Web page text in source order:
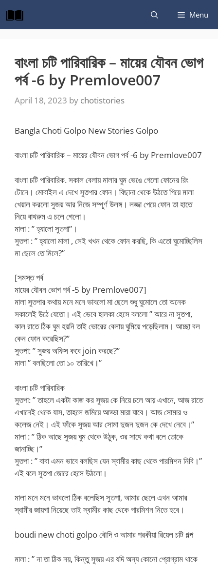
to
content
Menu
বাংলা চটি পারিবারিক – মায়ের যৌবন ভোগ
পর্ব -6 by Premlove007
April 18, 2023 by chotistories
Bangla Choti Golpo New Stories Golpo
বাংলা চটি পারিবারিক – মায়ের যৌবন ভোগ পর্ব -6 by Premlove007
বাংলা চটি পারিবারিক. সকাল বেলায় মালার ঘুম ভেঙে গেলো ফোনের রিং
টোনে। মোবাইল এ দেখে সুতপার ফোন। বিছানা থেকে উঠতে গিয়ে মালা
খেয়াল করলো সুজয় আর নিজে সম্পূর্ণ উলঙ্গ। লজ্জা পেয়ে ফোন তা হাতে
নিয়ে বাথরুম এ চলে গেলো।
মালা : ” হ্যালো সুতপা”।
সুতপা : ” হ্যালো মালা , সেই খখন থেকে ফোন করছি, কি এতো ঘুমোচ্ছিলিস
মা ছেলে তে মিলে?”
[সমস্ত পর্ব
মায়ের যৌবন ভোগ পর্ব -5 by Premlove007]
মালা সুতপার কথায় মনে মনে ভাবলো মা ছেলে শুধু ঘুমোলে তো অনেক
সকালেই উঠে যেতো। এই ভেবে হালকা হেসে বললো ” আরে না সুতপা,
কাল রাতে ঠিক ঘুম হয়নি তাই ভোরের বেলায় ঘুমিয়ে পড়েছিলাম। আচ্ছা বল
কেন ফোন করেছিস?”
সুতপা: ” সুজয় অফিস কবে join করছে?”
মালা ” বলছিলো তো ১০ তারিখে।”
বাংলা চটি পারিবারিক
সুতপা: ” তাহলে একটা কাজ কর সুজয় কে নিয়ে চলে আয় এখানে, আজ রাতে
এখানেই থেকে যাস, তাহলে জমিয়ে আড্ডা মারা যাবে। আজ সোমার ও
কলেজ নেই। এই ফাঁকে সুজয় আর সোমা দুজন দুজন কে দেখে নেবে।”
মালা : ” ঠিক আছে সুজয় ঘুম থেকে উঠুক, ওর সাথে কথা বলে তোকে
জানাচ্ছি।”
সুতপা : ” বাবা এমন ভাবে বলছিস যেন স্বামীর কাছ থেকে পারমিশন নিবি।”
এই বলে সুতপা জোরে হেসে উঠলো।
মালা মনে মনে ভাবলো ঠিক বলেছিস সুতপা, আমার ছেলে এখন আমার
স্বামীর জায়গা নিয়েছে তাই স্বামীর কাছ থেকে পারমিশন নিতে হবে।
boudi new choti golpo বৌদি ও আমার পরকীয়া রিয়েল চটি গল্প
মালা : ” না তা ঠিক নয়, কিন্তু সুজয় এর যদি অন্য কোনো প্রোগ্রাম থাকে